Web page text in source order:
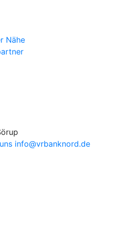
Nähe
info@vrbanknord.de